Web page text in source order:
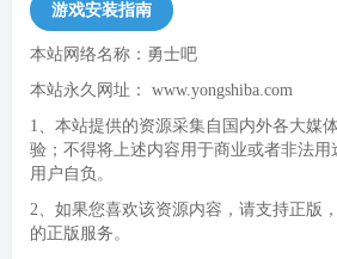
游戏安装指南
本站网络名称：勇士吧
本站永久网址： www.yongshiba.com
1、本站提供的资源采集自国内外各大媒
验；不得将上述内容用于商业或者非法
用户自负。
2、如果您喜欢该资源内容，请支持正版
的正版服务。